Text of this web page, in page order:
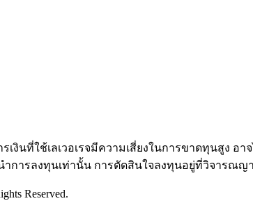
รเงินที่ใช้เลเวอเรจมีความเสี่ยงในการขาดทุนสู
ำการลงทุนเท่านั้น การตัดสินใจลงทุนอยู่ที่วิจารณ
Reserved.